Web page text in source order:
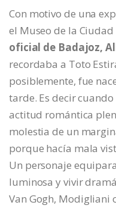
Con motivo de una
el Museo de la
oficial de Badajoz,
recordaba a Toto
posiblemente, fue
tarde. Es decir
actitud romántica
molestia de un
porque hacía mala
Un personaje
luminosa y vivir
Van Gogh, Modigliani